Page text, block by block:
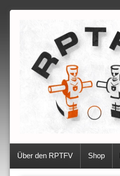
Über den RPTFV Shop